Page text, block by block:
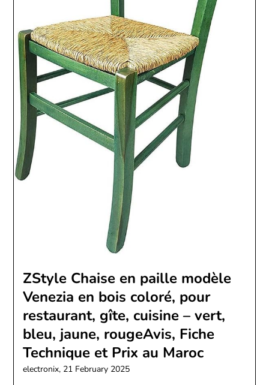
ZStyle Chaise en paille modèle
Venezia en bois coloré, pour
restaurant, gîte, cuisine – vert,
bleu, jaune, rougeAvis, Fiche
Technique et Prix au Maroc
electronix, 21 February 2025